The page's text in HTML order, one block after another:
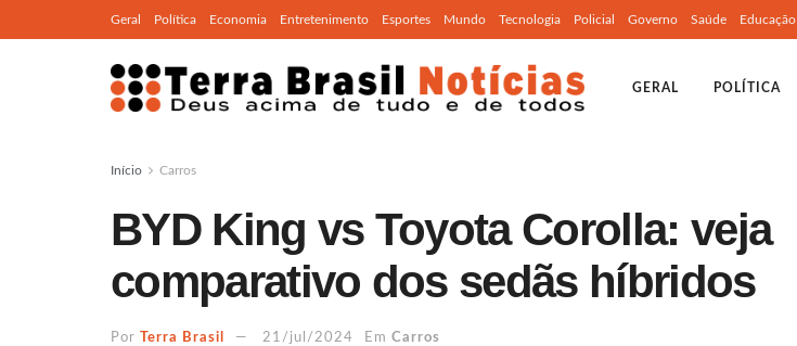
Geral Política Economia Entretenimento Esportes Mundo Tecnologia Policial Governo Saúde Educação
GERAL POLÍTICA
Início Carros
BYD King vs Toyota Corolla: veja
comparativo dos sedãs híbridos
Por Terra Brasil 21/jul/2024 Em Carros